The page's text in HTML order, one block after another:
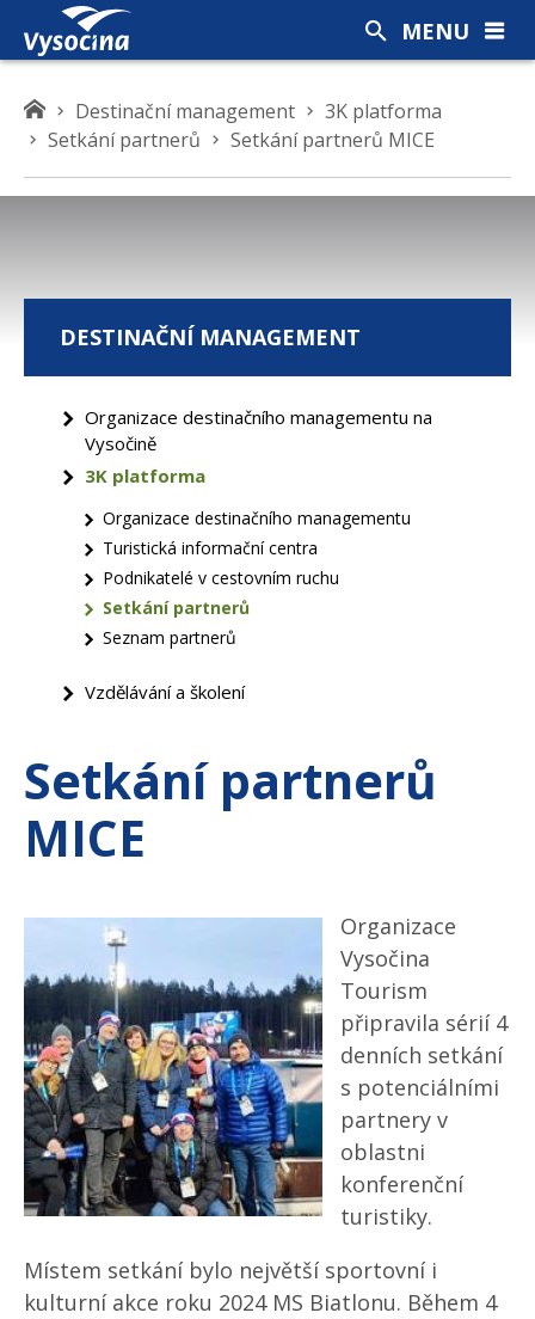
K
d
s
Destinační management
3K platforma
Setkání partnerů
Setkání partnerů MICE
Setkání partnerů
MICE
Organizace
Vysočina
Tourism
připravila sérií 4
denních setkání
s potenciálními
partnery v
oblastni
konferenční
turistiky.
Místem setkání bylo největší sportovní i
kulturní akce roku 2024 MS Biatlonu. Během 4
DESTINAČNÍ MANAGEMENT
Organizace destinačního managementu na
Vysočině
3K platforma
Organizace destinačního managementu
Turistická informační centra
Podnikatelé v cestovním ruchu
Setkání partnerů
Seznam partnerů
Vzdělávání a školení
MENU